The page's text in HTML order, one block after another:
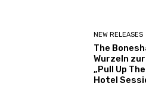
NEW RELEASES
The
Wurzeln
„Pull Up
Hotel